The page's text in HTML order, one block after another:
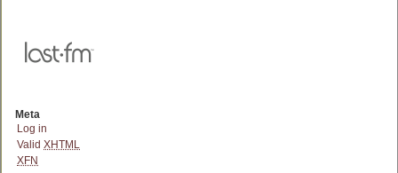
Meta
Log in
Valid XHTML
XFN